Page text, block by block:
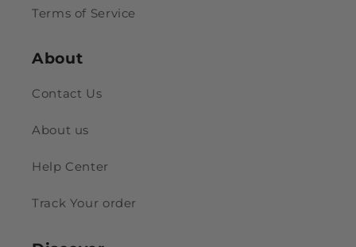
Terms of Service
About
Contact Us
About us
Help Center
Track Your order